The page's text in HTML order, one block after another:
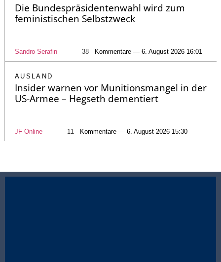
Die Bundespräsidentenwahl wird zum
feministischen Selbstzweck
Sandro Serafin 38 Kommentare — 6. August 2026 16:01
AUSLAND
Insider warnen vor Munitionsmangel in der
US-Armee – Hegseth dementiert
JF-Online 11 Kommentare — 6. August 2026 15:30